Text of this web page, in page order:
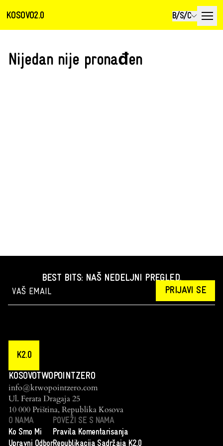
KOSOVO2.0 B/S/C
Nijedan nije pronađen
BEST BITS: NAŠ NEDELJNI PREGLED.
PRIJAVI SE
K2.0
KOSOVOTWOPOINTZERO
info@ktwopointzero.com
Ul. Ferata Dragaja 25
10 000 Priština, Republika Kosova
O NAMA
Ko Smo Mi
Upravni Odbor
POVEŽI SE S NAMA
Pravila Komentarisanja
Republikacija Sadržaja K2.0